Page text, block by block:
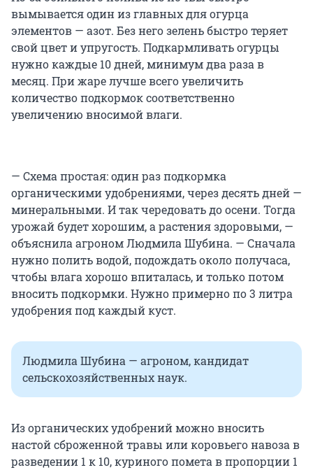
вымывается один из главных для огурца
элементов — азот. Без него зелень быстро теряет
свой цвет и упругость. Подкармливать огурцы
нужно каждые 10 дней, минимум два раза в
месяц. При жаре лучше всего увеличить
количество подкормок соответственно
увеличению вносимой влаги.
— Схема простая: один раз подкормка
органическими удобрениями, через десять дней —
минеральными. И так чередовать до осени. Тогда
урожай будет хорошим, а растения здоровыми, —
объяснила агроном Людмила Шубина. — Сначала
нужно полить водой, подождать около получаса,
чтобы влага хорошо впиталась, и только потом
вносить подкормки. Нужно примерно по 3 литра
удобрения под каждый куст.
Людмила Шубина — агроном, кандидат
сельскохозяйственных наук.
Из органических удобрений можно вносить
настой сброженной травы или коровьего навоза в
разведении 1 к 10, куриного помета в пропорции 1